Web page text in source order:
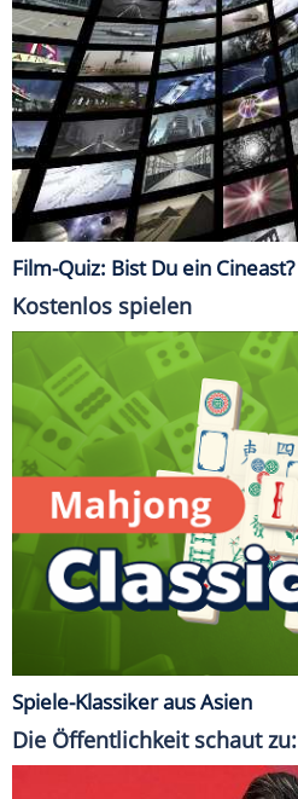
Film-Quiz: Bist Du ein Cineast?
Kostenlos spielen
Spiele-Klassiker aus Asien
Die Öffentlichkeit schaut zu: